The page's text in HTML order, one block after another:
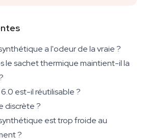
a l'odeur de la vraie ?
le sachet thermique maintient-il la
est-il réutilisable ?
discrète ?
est trop froide au
?